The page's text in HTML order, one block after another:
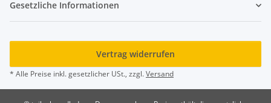
Gesetzliche Informationen
Vertrag widerrufen
* Alle Preise inkl. gesetzlicher USt., zzgl.Versand